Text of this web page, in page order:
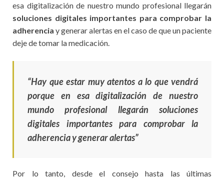
esa digitalización de nuestro mundo profesional llegarán
soluciones digitales importantes para comprobar la
adherencia y generar alertas en el caso de que un paciente
deje de tomar la medicación.
“Hay que estar muy atentos a lo que vendrá
porque en esa digitalización de nuestro
mundo profesional llegarán soluciones
digitales importantes para comprobar la
adherencia y generar alertas”
Por lo tanto, desde el consejo hasta las últimas